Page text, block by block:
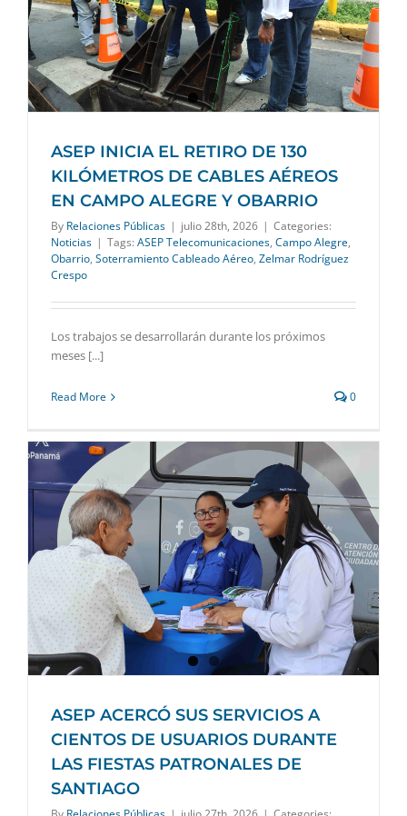
ASEP INICIA EL RETIRO DE 130
KILÓMETROS DE CABLES AÉREOS
EN CAMPO ALEGRE Y OBARRIO
By Relaciones Públicas | julio 28th, 2026 | Categories:
Noticias | Tags: ASEP Telecomunicaciones, Campo Alegre,
Obarrio, Soterramiento Cableado Aéreo, Zelmar Rodríguez
Crespo
Los trabajos se desarrollarán durante los próximos
meses [...]
Read More 0
ASEP ACERCÓ SUS SERVICIOS A
CIENTOS DE USUARIOS DURANTE
LAS FIESTAS PATRONALES DE
SANTIAGO